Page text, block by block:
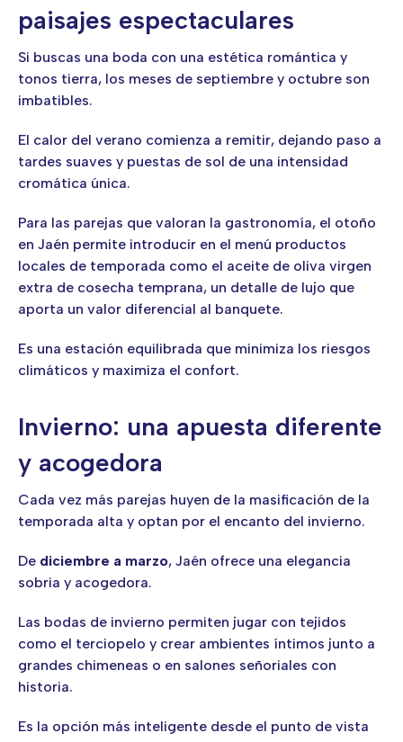
paisajes espectaculares
Si buscas una boda con una estética romántica y
tonos tierra, los meses de septiembre y octubre son
imbatibles.
El calor del verano comienza a remitir, dejando paso a
tardes suaves y puestas de sol de una intensidad
cromática única.
Para las parejas que valoran la gastronomía, el otoño
en Jaén permite introducir en el menú productos
locales de temporada como el aceite de oliva virgen
extra de cosecha temprana, un detalle de lujo que
aporta un valor diferencial al banquete.
Es una estación equilibrada que minimiza los riesgos
climáticos y maximiza el confort.
Invierno: una apuesta diferente
y acogedora
Cada vez más parejas huyen de la masificación de la
temporada alta y optan por el encanto del invierno.
De diciembre a marzo, Jaén ofrece una elegancia
sobria y acogedora.
Las bodas de invierno permiten jugar con tejidos
como el terciopelo y crear ambientes íntimos junto a
grandes chimeneas o en salones señoriales con
historia.
Es la opción más inteligente desde el punto de vista